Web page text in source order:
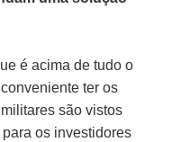
é acima de tudo o
ter os
são vistos
os investidores